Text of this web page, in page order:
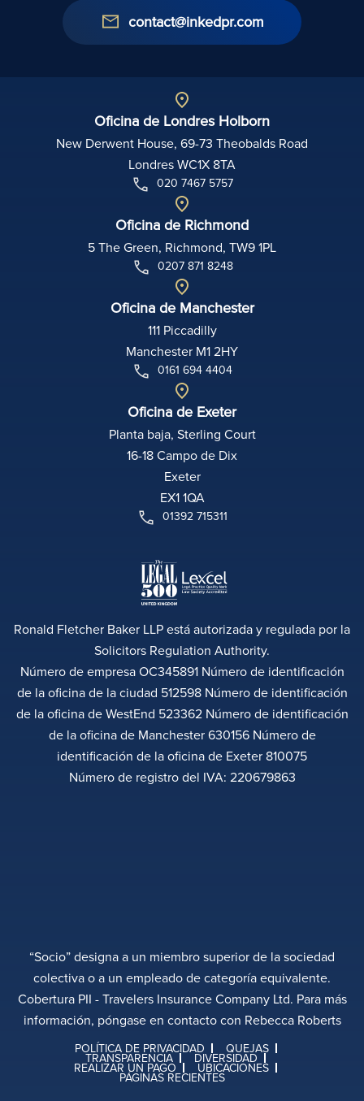
contact@inkedpr.com
Oficina de Londres Holborn
New Derwent House, 69-73 Theobalds Road
Londres WC1X 8TA
020 7467 5757
Oficina de Richmond
5 The Green, Richmond, TW9 1PL
0207 871 8248
Oficina de Manchester
111 Piccadilly
Manchester M1 2HY
0161 694 4404
Oficina de Exeter
Planta baja, Sterling Court
16-18 Campo de Dix
Exeter
EX1 1QA
01392 715311
Ronald Fletcher Baker LLP está autorizada y regulada por la
Solicitors Regulation Authority.
Número de empresa OC345891 Número de identificación
de la oficina de la ciudad 512598 Número de identificación
de la oficina de WestEnd 523362 Número de identificación
de la oficina de Manchester 630156 Número de
identificación de la oficina de Exeter 810075
Número de registro del IVA: 220679863
“Socio” designa a un miembro superior de la sociedad
colectiva o a un empleado de categoría equivalente.
Cobertura PII - Travelers Insurance Company Ltd. Para más
información, póngase en contacto con Rebecca Roberts
POLÍTICA DE PRIVACIDAD QUEJAS
TRANSPARENCIA DIVERSIDAD
REALIZAR UN PAGO UBICACIONES
PÁGINAS RECIENTES